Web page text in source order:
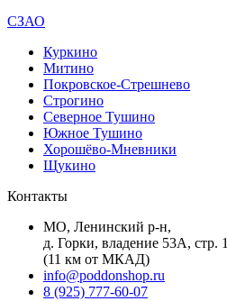
СЗАО
Куркино
Митино
Покровское-Стрешнево
Строгино
Северное Тушино
Южное Тушино
Хорошёво-Мневники
Щукино
Контакты
МО, Ленинский р-н,
д. Горки, владение 53А, стр. 1
(11 км от МКАД)
info@poddonshop.ru
8 (925) 777-60-07